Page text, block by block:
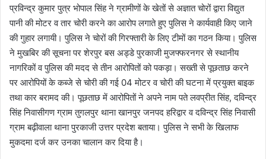
प्रविन्द्र कुमार पुत्र भोपाल सिंह ने ग्रामीणों के खेतों से अज्ञात चोरों द्वारा विद्युत
पानी की मोटर व तार चोरी करने का आरोप लगाते हुए पुलिस ने कार्यवाही किए जाने
की गुहार लगायी। पुलिस ने चोरों की गिरफ्तारी के लिए टीमों का गठन किया। पुलिस
ने मुखबिर की सूचना पर शेरपुर बस अड्डे पुरकाजी मुजफ्फरनगर से स्थानीय
नागरिकों व पुलिस की मदद से तीन आरोपितों को पकड़ा। सख्ती से पूछताछ करने
पर आरोपियों के कब्जे से चोरी की गई 04 मोटर व चोरी की घटना में प्रयुक्त बाइक
तथा कार बरामद की। पूछताछ में आरोपितों ने अपने नाम पते लवप्रीत सिंह, दविन्द्र
सिंह निवासीगण ग्राम तुगलपुर थाना खानपुर जनपद हरिद्वार व दविन्द्र सिंह निवासी
ग्राम बढ़ीवाला थाना पुरकाजी उत्तर प्रदेश बताया। पुलिस ने सभी के खिलाफ
मुकदमा दर्ज कर उनका चालान कर दिया है।